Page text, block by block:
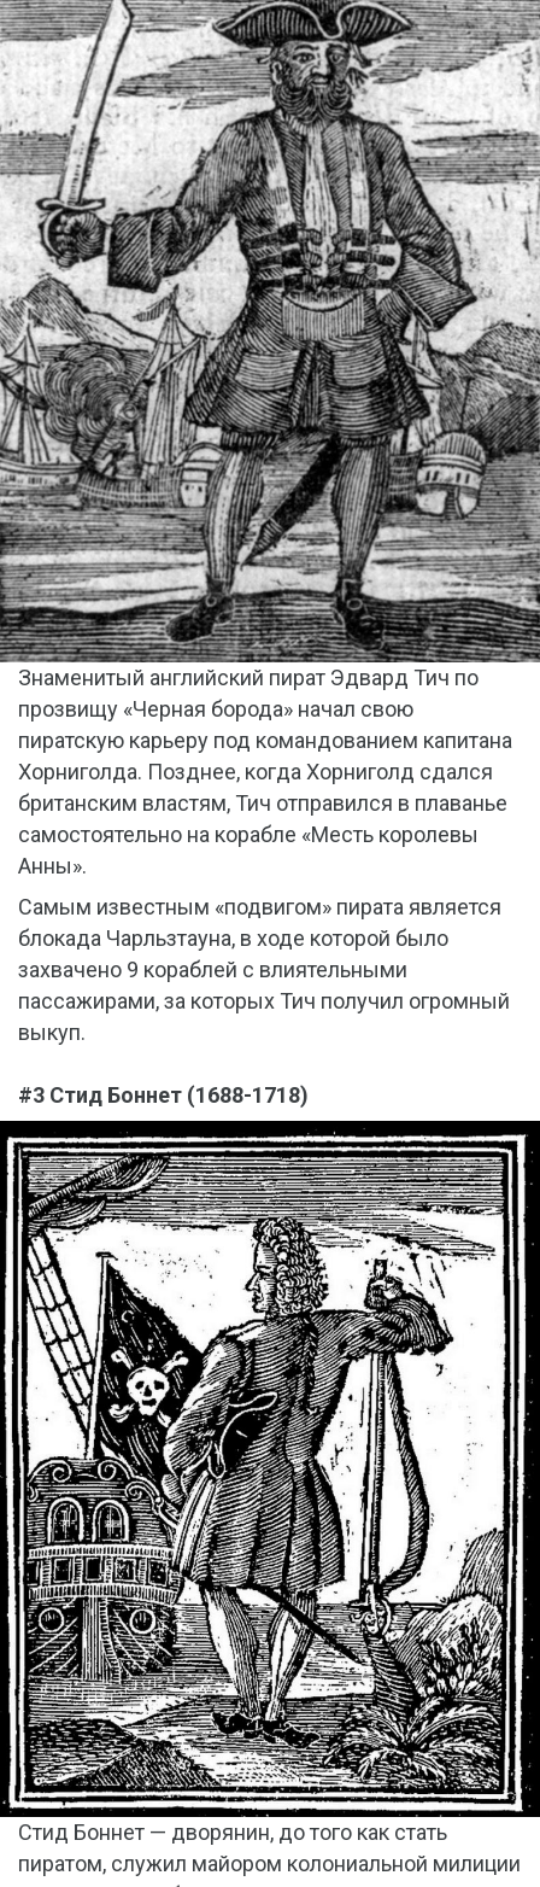
Знаменитый английский пират Эдвард Тич по
прозвищу «Черная борода» начал свою
пиратскую карьеру под командованием капитана
Хорниголда. Позднее, когда Хорниголд сдался
британским властям, Тич отправился в плаванье
самостоятельно на корабле «Месть королевы
Анны».
Самым известным «подвигом» пирата является
блокада Чарльзтауна, в ходе которой было
захвачено 9 кораблей с влиятельными
пассажирами, за которых Тич получил огромный
выкуп.
#3 Стид Боннет (1688-1718)
Стид Боннет — дворянин, до того как стать
пиратом, служил майором колониальной милиции